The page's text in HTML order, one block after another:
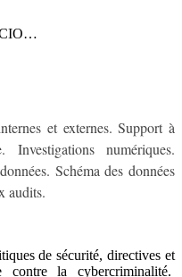
CIO…
et externes. Support à
Investigations numériques.
Schéma des données
audits.
de sécurité, directives et
contre la cybercriminalité.